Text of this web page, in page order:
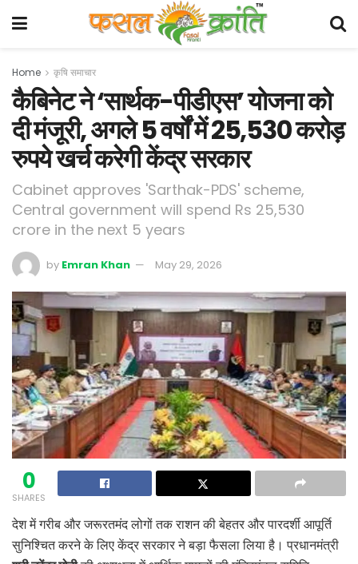
Home कृषि समाचार
कैबिनेट ने ‘सार्थक-पीडीएस’ योजना को
दी मंजूरी, अगले 5 वर्षों में 25,530 करोड़
रुपये खर्च करेगी केंद्र सरकार
Cabinet approves 'Sarthak-PDS' scheme,
Central government will spend Rs 25,530
crore in the next 5 years
by Emran Khan May 29, 2026
0
SHARES
देश में गरीब और जरूरतमंद लोगों तक राशन की बेहतर और पारदर्शी आपूर्ति
सुनिश्चित करने के लिए केंद्र सरकार ने बड़ा फैसला लिया है। प्रधानमंत्री